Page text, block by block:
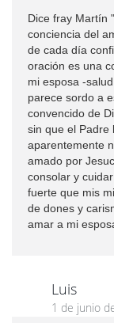
Dice fray Martín
conciencia del
de cada día
oración es una
mi esposa -
parece sordo a
convencido de
sin que el Padre
aparentemente
amado por
consolar y
fuerte que mis
de dones y
amar a mi
Luis
1 de junio